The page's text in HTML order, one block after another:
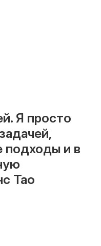
Я просто
подходы и в
Тао